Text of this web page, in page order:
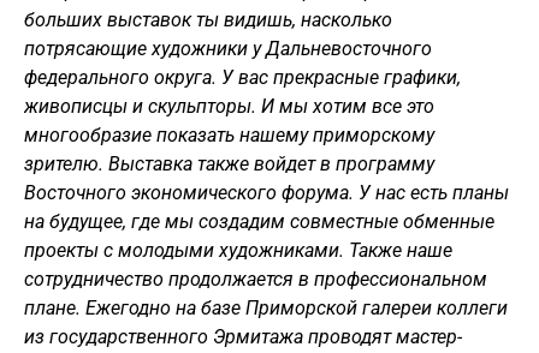
больших выставок ты видишь, насколько
потрясающие художники у Дальневосточного
федерального округа. У вас прекрасные графики,
живописцы и скульпторы. И мы хотим все это
многообразие показать нашему приморскому
зрителю. Выставка также войдет в программу
Восточного экономического форума. У нас есть планы
на будущее, где мы создадим совместные обменные
проекты с молодыми художниками. Также наше
сотрудничество продолжается в профессиональном
плане. Ежегодно на базе Приморской галереи коллеги
из государственного Эрмитажа проводят мастер-